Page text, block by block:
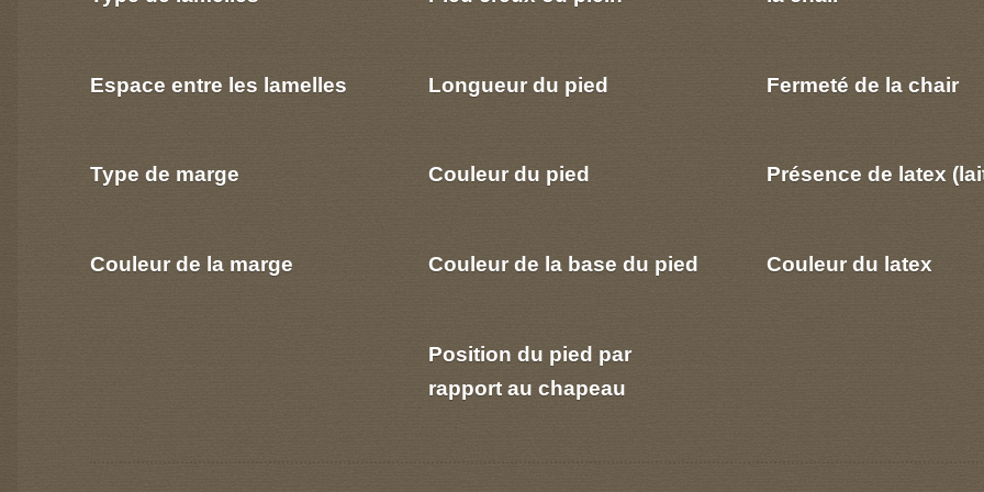
Espace entre les lamelles
Type de marge
Couleur de la marge
Longueur du pied
Couleur du pied
Couleur de la base du pied
Position du pied par
rapport au chapeau
Fermeté de la chair
Présence de latex
Couleur du latex